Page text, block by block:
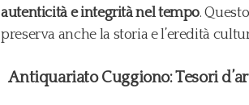
autenticità e integrità nel tempo.
preserva anche la storia e l’eredità
Antiquariato Cuggiono: Tesori